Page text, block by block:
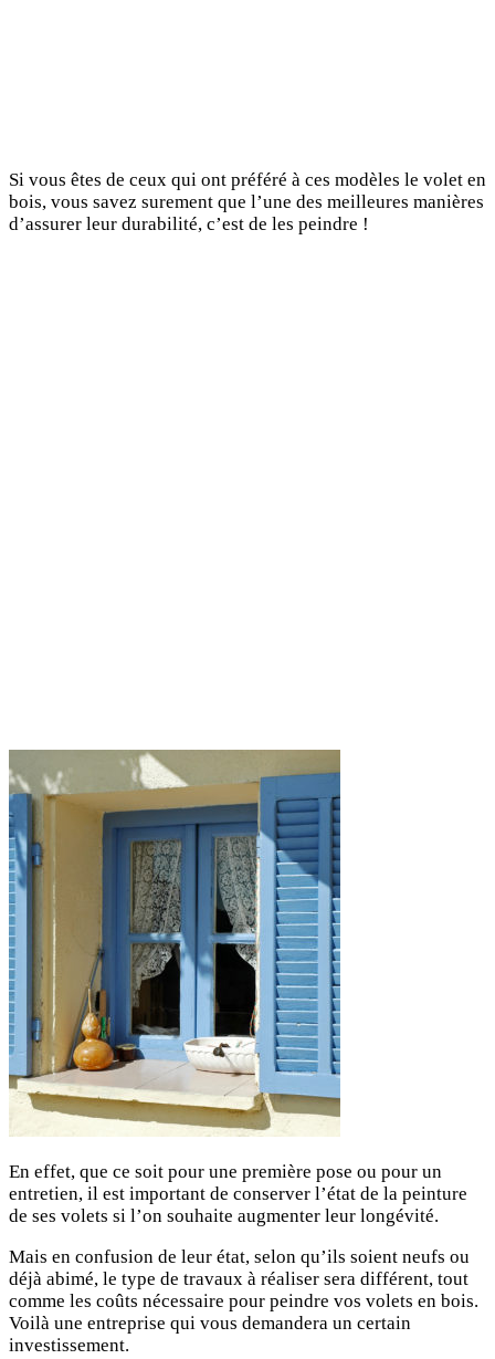
Si vous êtes de ceux qui ont préféré à ces modèles le volet en
bois, vous savez surement que l’une des meilleures manières
d’assurer leur durabilité, c’est de les peindre !
En effet, que ce soit pour une première pose ou pour un
entretien, il est important de conserver l’état de la peinture
de ses volets si l’on souhaite augmenter leur longévité.
Mais en confusion de leur état, selon qu’ils soient neufs ou
déjà abimé, le type de travaux à réaliser sera différent, tout
comme les coûts nécessaire pour peindre vos volets en bois.
Voilà une entreprise qui vous demandera un certain
investissement.